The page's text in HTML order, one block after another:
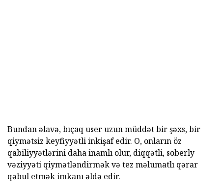
Bundan əlavə, bıçaq user uzun müddət bir şəxs, bir
qiymətsiz keyfiyyətli inkişaf edir. O, onların öz
qabiliyyətlərini daha inamlı olur, diqqətli, soberly
vəziyyəti qiymətləndirmək və tez məlumatlı qərar
qəbul etmək imkanı əldə edir.